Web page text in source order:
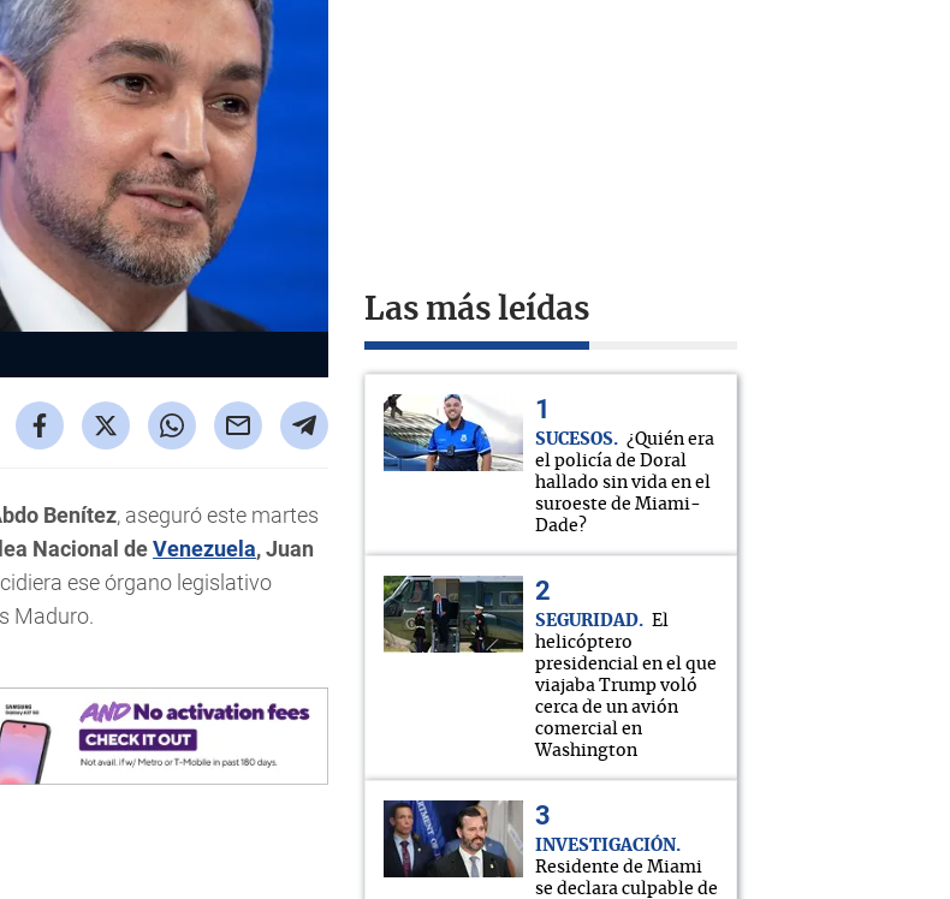
Benítez, aseguró este martes
Nacional deVenezuela, Juan
ese órgano legislativo
Maduro.
Las más leídas
SUCESOS
¿Quién era
el policía de Doral
hallado sin vida en el
suroeste de Miami-
Dade?
SEGURIDAD
El
helicóptero
presidencial en el que
viajaba Trump voló
cerca de un avión
comercial en
Washington
INVESTIGACIÓN
Residente de Miami
se declara culpable de